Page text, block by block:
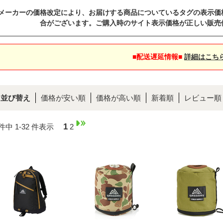
ーカーの価格改定により、お届けする商品についているタグの表示
合がございます。ご購入時のサイト表示価格が正しい販
■配送遅延情報■ 詳細はこち
並び替え 価格が安い順 価格が高い順 新着順 レビュー順
中 1-32 件表示 1 2